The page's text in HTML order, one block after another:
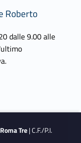
Roberto
dalle 9.00 alle
Tre| C.F./P.I.